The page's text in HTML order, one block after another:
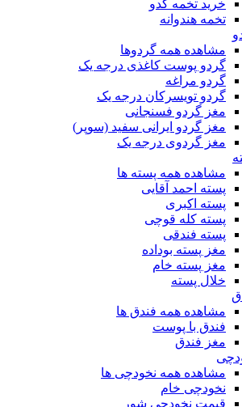
خرید تخمه کدو
تخمه هندوانه
مشاهده همه گردوها
گردو پوست کاغذی درجه یک
گردو مراغه
گردو تویسرکان درجه یک
مغز گردو فسنجانی
مغز گردو ایرانی سفید (سوپر)
مغز گردوی درجه یک
مشاهده همه پسته ها
پسته احمد آقایی
پسته اکبری
پسته کله قوچی
پسته فندقی
مغز پسته بوداده
مغز پسته خام
خلال پسته
مشاهده همه فندق ها
فندق با پوست
مغز فندق
مشاهده همه نخودچی ها
نخودچی خام
قیمت نخودچی شور